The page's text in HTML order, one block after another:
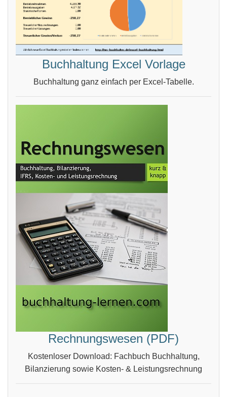
Buchhaltung Excel Vorlage
Buchhaltung ganz einfach per Excel-Tabelle.
Rechnungswesen (PDF)
Kostenloser Download: Fachbuch Buchhaltung,
Bilanzierung sowie Kosten- & Leistungsrechnung